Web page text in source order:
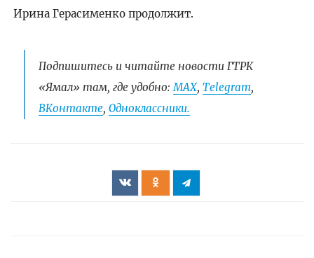
Ирина Герасименко продолжит.
Подпишитесь и читайте новости ГТРК
«Ямал» там, где удобно: МАХ, Telegram,
ВКонтакте, Одноклассники.